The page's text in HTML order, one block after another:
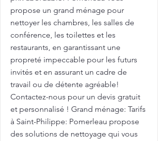
propose un grand ménage pour
nettoyer les chambres, les salles de
conférence, les toilettes et les
restaurants, en garantissant une
propreté impeccable pour les futurs
invités et en assurant un cadre de
travail ou de détente agréable!
Contactez-nous pour un devis gratuit
et personnalisé ! Grand ménage: Tarifs
à Saint-Philippe: Pomerleau propose
des solutions de nettoyage qui vous